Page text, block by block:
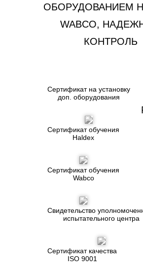
ОБОРУДОВАНИЕМ
WABCO,
КОНТРОЛЬ
Сертификат на установку
доп. оборудования
Сертификат обучения
Haldex
Сертификат обучения
Wabco
Свидетельство
испытательного центра
Сертификат качества
ISO 9001